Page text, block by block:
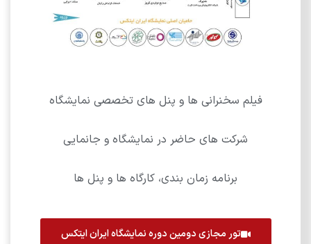
فیلم سخنرانی ها و پنل های تخصصی نمایشگاه
شرکت های حاضر در نمایشگاه و جانمایی
برنامه زمان بندی، کارگاه ها و پنل ها
تور مجازی دومین دوره نمایشگاه ایران ایتکس